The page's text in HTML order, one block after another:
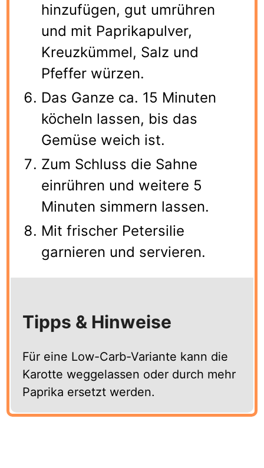
hinzufügen, gut umrühren
und mit Paprikapulver,
Kreuzkümmel, Salz und
Pfeffer würzen.
Das Ganze ca. 15 Minuten
köcheln lassen, bis das
Gemüse weich ist.
Zum Schluss die Sahne
einrühren und weitere 5
Minuten simmern lassen.
Mit frischer Petersilie
garnieren und servieren.
Tipps & Hinweise
Für eine Low-Carb-Variante kann die
Karotte weggelassen oder durch mehr
Paprika ersetzt werden.